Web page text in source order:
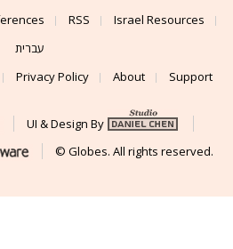
RSS
Israel Resources
עברית
Privacy Policy About Support
UI & Design By
© Globes. All rights reserved.